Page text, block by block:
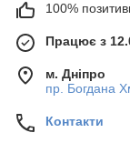
100%
Працює з
м. Дніпро
пр. Богдана
Контакти